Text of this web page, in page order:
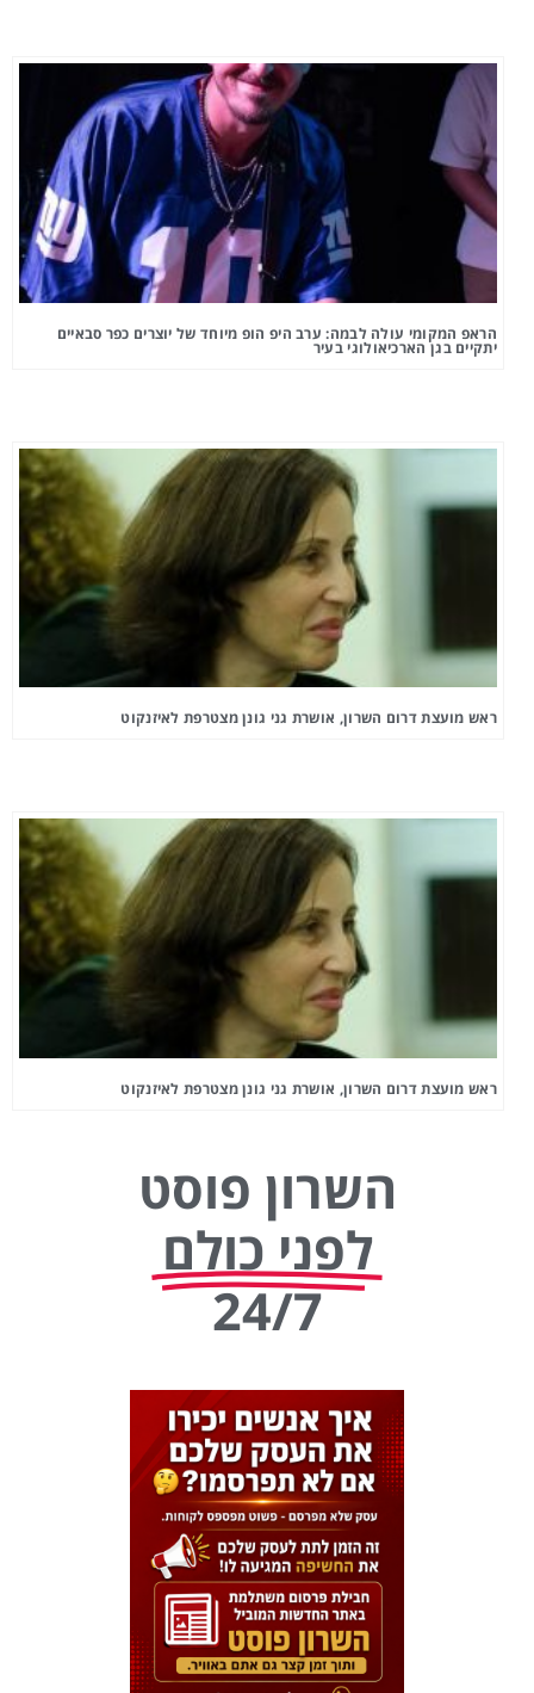
הראפ המקומי עולה לבמה: ערב היפ הופ מיוחד של יוצרים כפר סבאיים
יתקיים בגן הארכיאולוגי בעיר
ראש מועצת דרום השרון, אושרת גני גונן מצטרפת לאיזנקוט
ראש מועצת דרום השרון, אושרת גני גונן מצטרפת לאיזנקוט
השרון פוסט
לפני כולם
24/7